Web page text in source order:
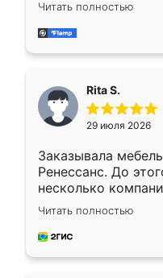
довольны
мебель за
Читать полностью
Rita S.
29 июля 2026
Заказывала
Ренессанс. До
несколько
эту. Сначала
приехал
и снял размеры.
Читать полностью